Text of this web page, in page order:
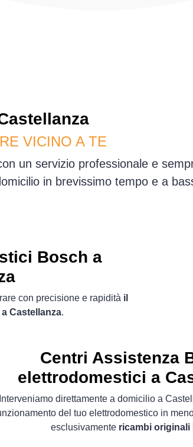
VICINO A TE
un servizio professionale e
in brevissimo tempo e a
Bosch a
con precisione e rapidità il
Castellanza.
Centri Assistenza
elettrodomestici a
Interveniamo direttamente a domicilio a
del tuo elettrodomestico in
esclusivamente ricambi originali